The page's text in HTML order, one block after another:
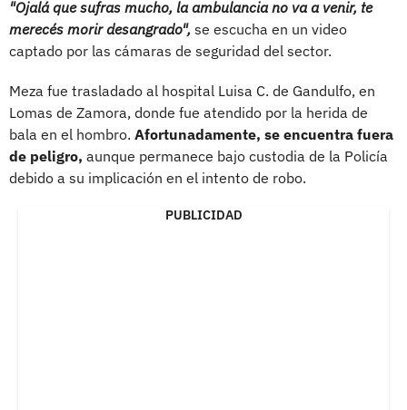
"Ojalá que sufras mucho, la ambulancia no va a venir, te
merecés morir desangrado", se escucha en un video
captado por las cámaras de seguridad del sector.
Meza fue trasladado al hospital Luisa C. de Gandulfo, en
Lomas de Zamora, donde fue atendido por la herida de
bala en el hombro. Afortunadamente, se encuentra fuera
de peligro, aunque permanece bajo custodia de la Policía
debido a su implicación en el intento de robo.
PUBLICIDAD